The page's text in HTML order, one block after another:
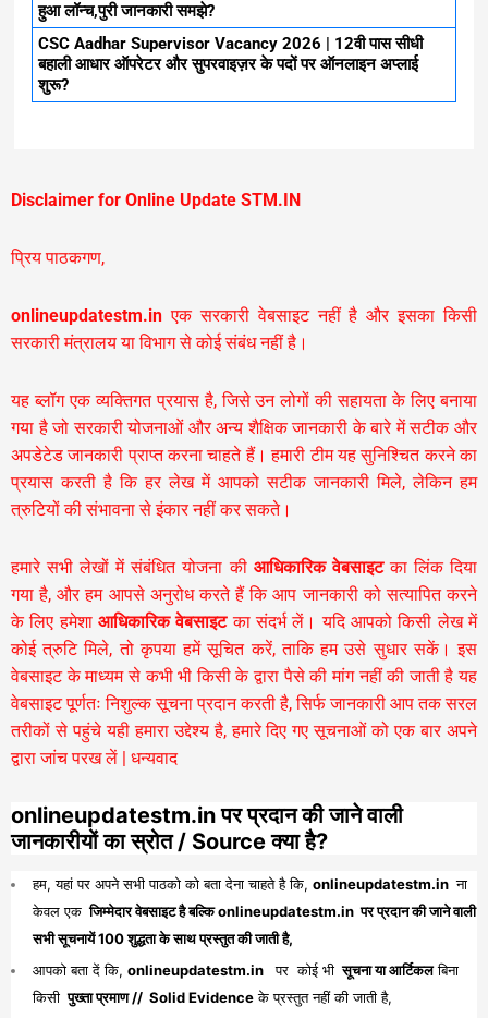
हुआ लॉन्च,पुरी जानकारी समझे?
CSC Aadhar Supervisor Vacancy 2026 | 12वी पास सीधी
बहाली आधार ऑपरेटर और सुपरवाइज़र के पदों पर ऑनलाइन अप्लाई
शुरू?
Disclaimer for Online Update STM.IN
प्रिय पाठकगण,
onlineupdatestm.in एक सरकारी वेबसाइट नहीं है और इसका किसी
सरकारी मंत्रालय या विभाग से कोई संबंध नहीं है।
यह ब्लॉग एक व्यक्तिगत प्रयास है, जिसे उन लोगों की सहायता के लिए बनाया
गया है जो सरकारी योजनाओं और अन्य शैक्षिक जानकारी के बारे में सटीक और
अपडेटेड जानकारी प्राप्त करना चाहते हैं। हमारी टीम यह सुनिश्चित करने का
प्रयास करती है कि हर लेख में आपको सटीक जानकारी मिले, लेकिन हम
त्रुटियों की संभावना से इंकार नहीं कर सकते।
हमारे सभी लेखों में संबंधित योजना की आधिकारिक वेबसाइटका लिंक दिया
गया है, और हम आपसे अनुरोध करते हैं कि आप जानकारी को सत्यापित करने
के लिए हमेशा आधिकारिक वेबसाइटका संदर्भ लें। यदि आपको किसी लेख में
कोई त्रुटि मिले, तो कृपया हमें सूचित करें, ताकि हम उसे सुधार सकें। इस
वेबसाइट के माध्यम से कभी भी किसी के द्वारा पैसे की मांग नहीं की जाती है यह
वेबसाइट पूर्णतः निशुल्क सूचना प्रदान करती है,सिर्फ जानकारी आप तक सरल
तरीकों से पहुंचे यही हमारा उद्देश्य है, हमारे दिए गए सूचनाओं को एक बार अपने
द्वारा जांच परख लें | धन्यवाद
onlineupdatestm.in पर प्रदान की जाने वाली
जानकारीयों का स्रोत / Source क्या है?
हम, यहां पर अपने सभी पाठको को बता देना चाहते है कि, onlineupdatestm.in ना
केवल एक जिम्मेदार वेबसाइट है बल्कि onlineupdatestm.in पर प्रदान की जाने वाली
सभी सूचनायें 100 शुद्धता के साथ प्रस्तुत की जाती है,
आपको बता दें कि, onlineupdatestm.in पर कोई भी सूचना या आर्टिकलबिना
किसी पुख्ता प्रमाण // Solid Evidenceके प्रस्तुत नहीं की जाती है,